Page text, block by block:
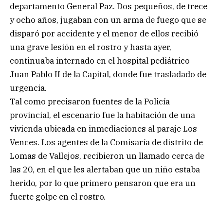
departamento General Paz. Dos pequeños, de trece
y ocho años, jugaban con un arma de fuego que se
disparó por accidente y el menor de ellos recibió
una grave lesión en el rostro y hasta ayer,
continuaba internado en el hospital pediátrico
Juan Pablo II de la Capital, donde fue trasladado de
urgencia.
Tal como precisaron fuentes de la Policía
provincial, el escenario fue la habitación de una
vivienda ubicada en inmediaciones al paraje Los
Vences. Los agentes de la Comisaría de distrito de
Lomas de Vallejos, recibieron un llamado cerca de
las 20, en el que les alertaban que un niño estaba
herido, por lo que primero pensaron que era un
fuerte golpe en el rostro.